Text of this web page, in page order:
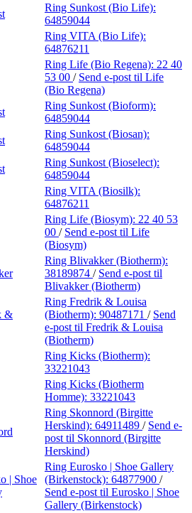
Ring Sunkost (Bio Life):
64859044
Ring VITA (Bio Life):
64876211
Ring Life (Bio Regena): 22 40
53 00 / Send e-post til Life
(Bio Regena)
Ring Sunkost (Bioform):
64859044
Ring Sunkost (Biosan):
64859044
Ring Sunkost (Bioselect):
64859044
Ring VITA (Biosilk):
64876211
Ring Life (Biosym): 22 40 53
00 / Send e-post til Life
(Biosym)
Ring Blivakker (Biotherm):
38189874 / Send e-post til
Blivakker (Biotherm)
&
Ring Fredrik & Louisa
(Biotherm): 90487171 / Send
e-post til Fredrik & Louisa
(Biotherm)
Ring Kicks (Biotherm):
33221043
Ring Kicks (Biotherm
Homme): 33221043
Ring Skonnord (Birgitte
Herskind): 64911489 / Send e-
post til Skonnord (Birgitte
Herskind)
| Shoe
Ring Eurosko | Shoe Gallery
(Birkenstock): 64877900 /
Send e-post til Eurosko | Shoe
Gallery (Birkenstock)